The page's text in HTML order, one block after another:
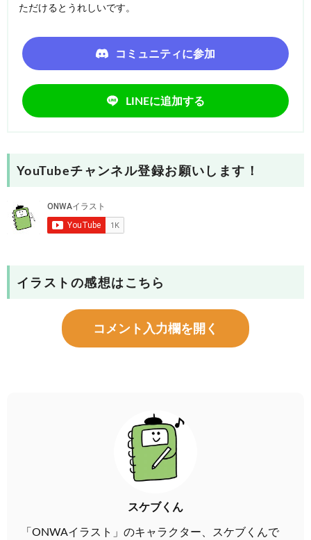
ただけるとうれしいです。
コミュニティに参加
LINEに追加する
YouTubeチャンネル登録お願いします！
イラストの感想はこちら
コメント入力欄を開く
スケブくん
「ONWAイラスト」のキャラクター、スケブくんで